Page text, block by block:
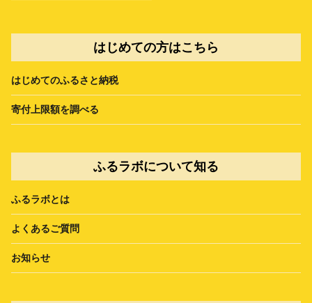
はじめての方はこちら
はじめてのふるさと納税
寄付上限額を調べる
ふるラボについて知る
ふるラボとは
よくあるご質問
お知らせ